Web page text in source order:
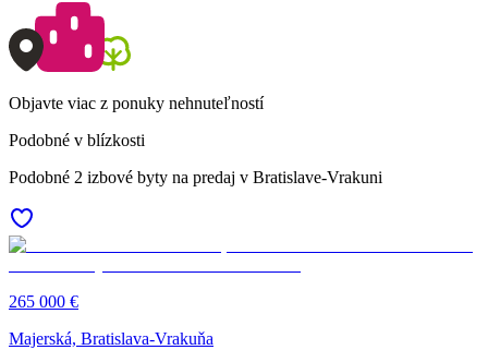
Objavte viac z ponuky nehnuteľností
Podobné v blízkosti
Podobné 2 izbové byty na predaj v Bratislave-Vrakuni
265 000 €
Majerská, Bratislava-Vrakuňa